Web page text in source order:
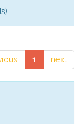
1 next